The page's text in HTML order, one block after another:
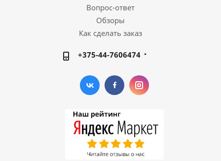
Вопрос-ответ
Обзоры
Как сделать заказ
+375-44-7606474